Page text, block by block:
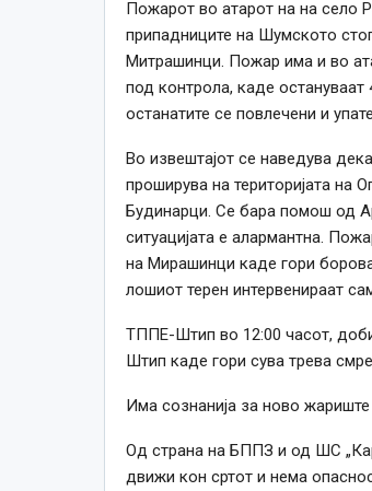
Пожарот во атарот на на село
припадниците на Шумското
Митрашинци. Пожар има и во
под контрола, каде
останатите се повлечени и
Во извештајот се наведува
проширува на територијата на
Будинарци. Се бара помош од
ситуацијата е алармантна.
на Мирашинци каде гори
лошиот терен интервенираат
ТППЕ-Штип во 12:00 часот,
Штип каде гори сува трева
Има сознанија за ново жариште
Од страна на БППЗ и од ШС
движи кон сртот и нема